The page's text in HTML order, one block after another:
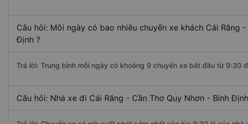
Câu hỏi: Mỗi ngày có bao nhiêu chuyến xe khách Cái Răng
Định ?
Trả lời: Trung bình mỗi ngày có khoảng 9 chuyến xe bắt đầu từ 9:30
Câu hỏi: Nhà xe đi Cái Răng - Cần Thơ Quy Nhơn - Bình